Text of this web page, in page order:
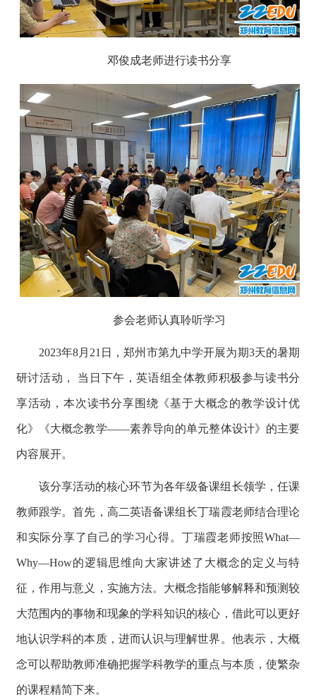
邓俊成老师进行读书分享
参会老师认真聆听学习
2023年8月21日，郑州市第九中学开展为期3天的暑期
研讨活动， 当日下午，英语组全体教师积极参与读书分
享活动，本次读书分享围绕《基于大概念的教学设计优
化》《大概念教学——素养导向的单元整体设计》的主要
内容展开。
该分享活动的核心环节为各年级备课组长领学，任课
教师跟学。首先，高二英语备课组长丁瑞霞老师结合理论
和实际分享了自己的学习心得。丁瑞霞老师按照What—
Why—How的逻辑思维向大家讲述了大概念的定义与特
征，作用与意义，实施方法。大概念指能够解释和预测较
大范围内的事物和现象的学科知识的核心，借此可以更好
地认识学科的本质，进而认识与理解世界。他表示，大概
念可以帮助教师准确把握学科教学的重点与本质，使繁杂
的课程精简下来。